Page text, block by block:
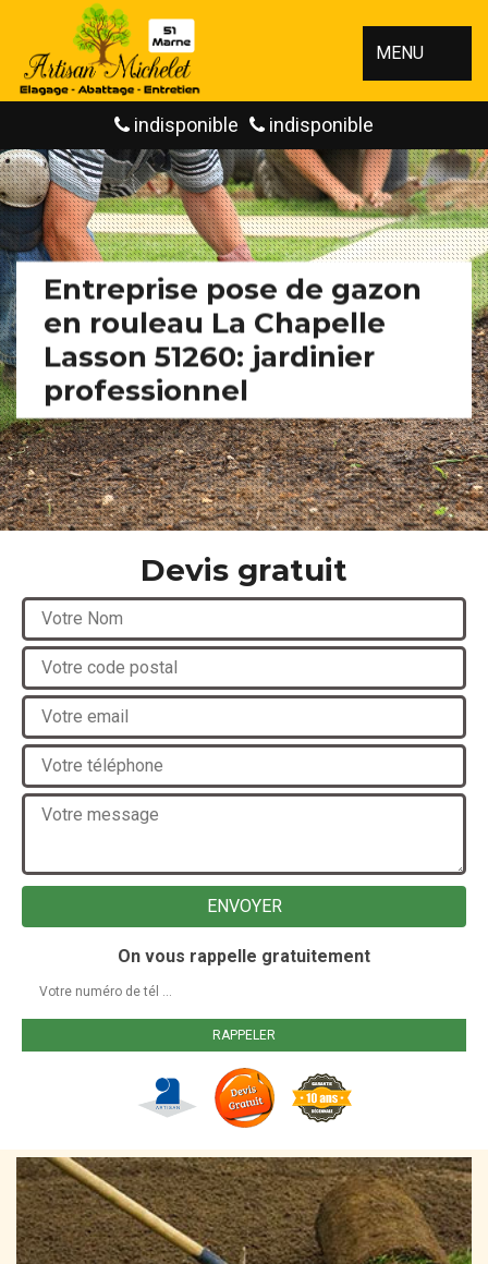
MENU
indisponible indisponible
Entreprise pose de gazon
en rouleau La Chapelle
Lasson 51260: jardinier
professionnel
Devis gratuit
On vous rappelle gratuitement